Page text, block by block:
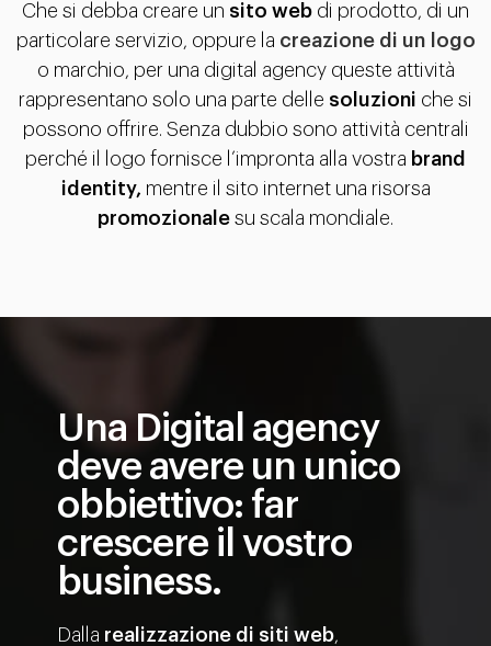
Che si debba creare un sito web di prodotto, di un
particolare servizio, oppure la creazione di un logo
o marchio, per una digital agency queste attività
rappresentano solo una parte delle soluzioni che si
possono offrire. Senza dubbio sono attività centrali
perché il logo fornisce l’impronta alla vostra brand
identity, mentre il sito internet una risorsa
promozionale su scala mondiale.
Una Digital agency
deve avere un unico
obbiettivo: far
crescere il vostro
business.
Dalla realizzazione di siti web,